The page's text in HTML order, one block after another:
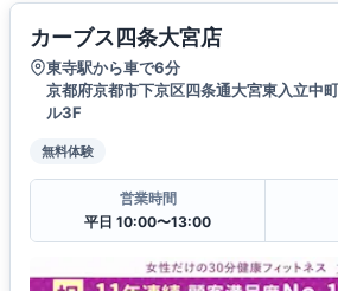
カーブス四条大宮店
東寺駅から車で6分
京都府京都市下京区四条通大宮東入立中
ル3F
無料体験
営業時間
平日 10:00〜13:00